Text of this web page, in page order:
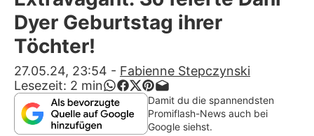
Alle Themen auf Promiflash
Jobs
App runterladen
Team
Redaktionelle Richtlinien
Dyer Geburtstag ihrer
Töchter!
27.05.24, 23:54 - Fabienne Stepczynski
Lesezeit: 2 min
Damit du die spannendsten
Promiflash-News auch bei
Google siehst.